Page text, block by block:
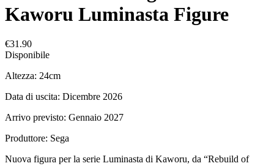
Kaworu Luminasta Figure
€31.90
Disponibile
Altezza: 24cm
Data di uscita: Dicembre 2026
Arrivo previsto: Gennaio 2027
Produttore: Sega
Nuova figura per la serie Luminasta di Kaworu, da “Rebuild of